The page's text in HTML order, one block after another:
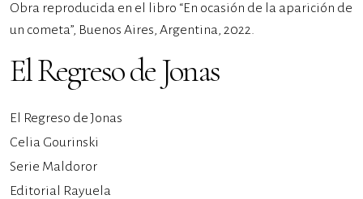
Obra reproducida en el libro “En ocasión de la aparición de
un cometa”, Buenos Aires, Argentina, 2022.
El Regreso de Jonas
El Regreso de Jonas
Celia Gourinski
Serie Maldoror
Editorial Rayuela